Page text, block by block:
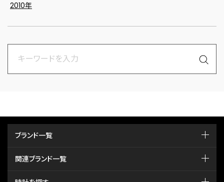
2010年
ブランド一覧
関連ブランド一覧